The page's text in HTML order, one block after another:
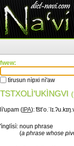
fwew:
tìrusun nìpxi nì'aw
TSTXOLÌ'UKÌNGVI
lì'upam ( IPA):
'ìnglìsì: noun phrase
(a phrase whose